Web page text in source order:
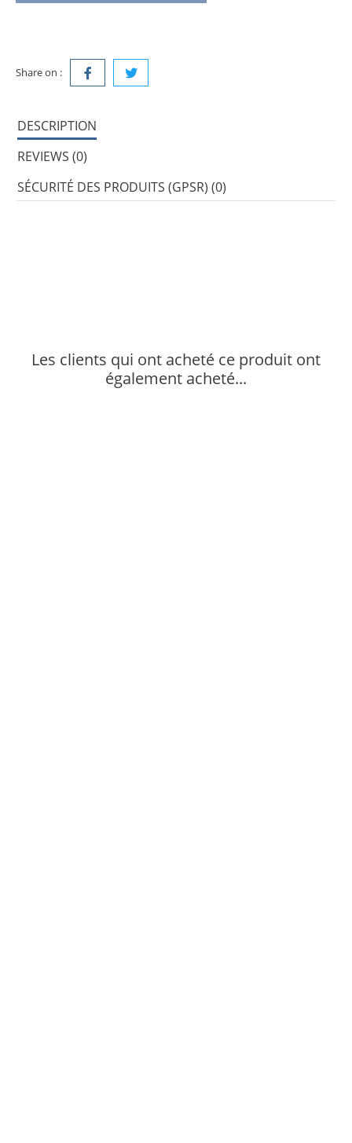
Share on :
DESCRIPTION
REVIEWS (0)
SÉCURITÉ DES PRODUITS (GPSR) (0)
Les clients qui ont acheté ce produit ont
également acheté...